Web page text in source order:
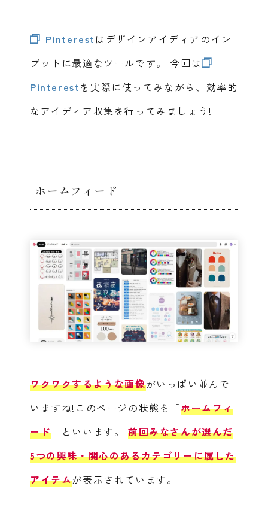
Pinterest はデザインアイディアのイン
プットに最適なツールです。
今回は
Pinterestを実際に使ってみながら、効率的
なアイディア収集を行ってみましょう!
ホームフィード
ワクワクするような画像がいっぱい並んで
いますね!このページの状態を「ホームフィ
ード 」といいます。
前回みなさんが選んだ
5つの興味・関心のあるカテゴリーに属した
アイテムが表示されています。